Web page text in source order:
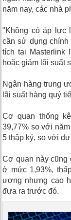
năm nay, các nhà
"Không có áp lực
cần sử dụng chính
tích tại Masterlink
hoặc giảm lãi suất
Ngân hàng trung
lãi suất hàng quý
Cơ quan thống
39,77% so với
5 thập kỷ, so với
Cơ quan này cũng
ở mức 1,93%,
ương nhưng cao
đưa ra trước đó.